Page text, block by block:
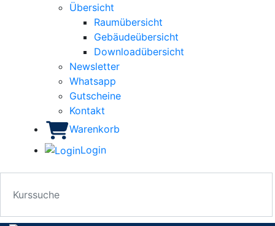
Übersicht
Raumübersicht
Gebäudeübersicht
Downloadübersicht
Newsletter
Whatsapp
Gutscheine
Kontakt
Warenkorb
Login